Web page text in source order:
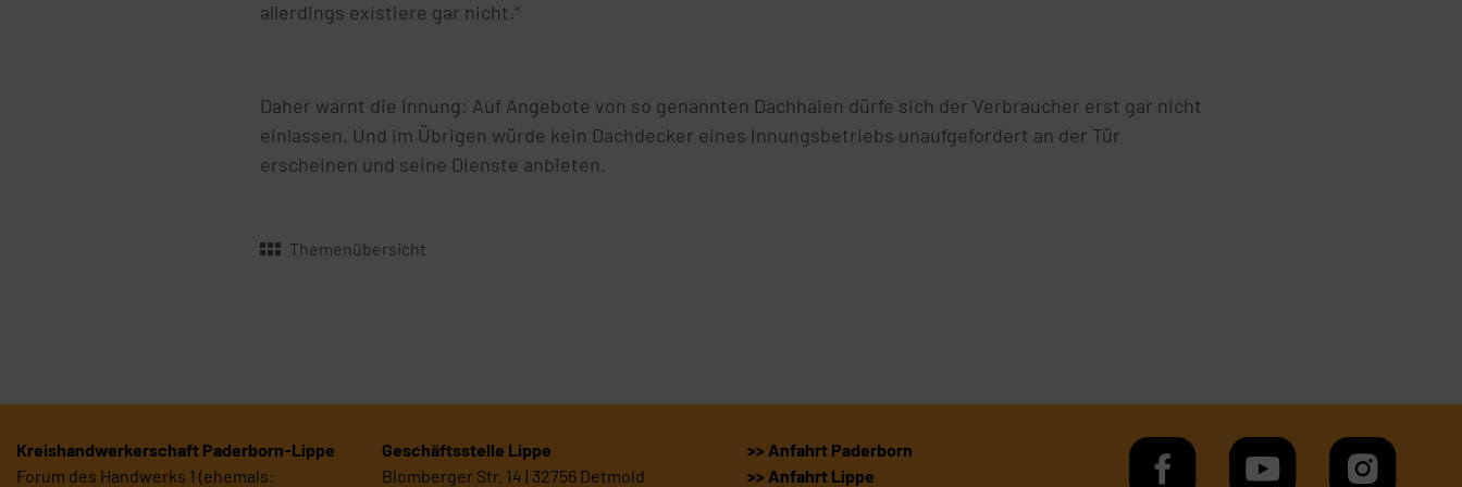
allerdings existiere gar nicht.“
Daher warnt die Innung: Auf Angebote von so genannten Dachhaien dürfe sich der Verbraucher erst gar nicht
einlassen. Und im Übrigen würde kein Dachdecker eines Innungsbetriebs unaufgefordert an der Tür
erscheinen und seine Dienste anbieten.
Themenübersicht
Kreishandwerkerschaft Paderborn-Lippe
Forum des Handwerks 1 (ehemals:
Geschäftsstelle Lippe
Blomberger Str. 14 | 32756 Detmold
>> Anfahrt Paderborn
>> Anfahrt Lippe